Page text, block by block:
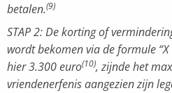
betalen.(9)
STAP 2: De korting of
wordt bekomen via de formule
hier 3.300 euro(10), zijnde het
vriendenerfenis aangezien zijn